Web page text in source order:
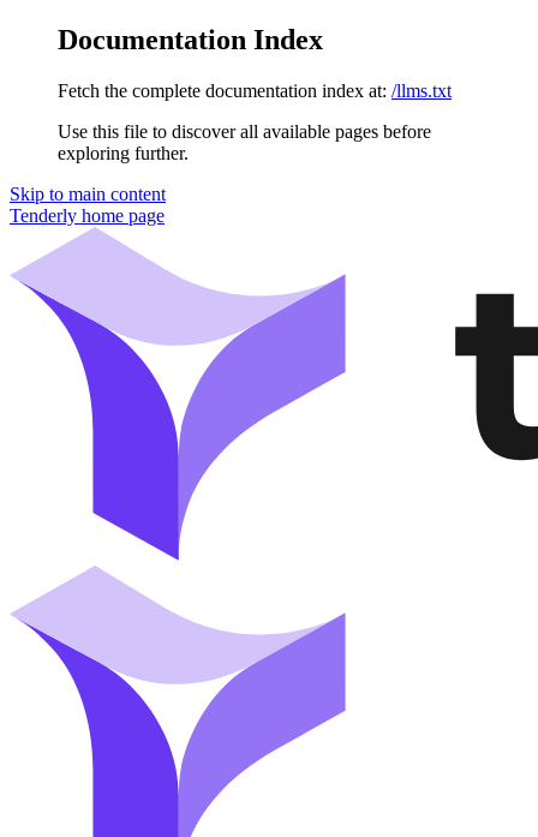
Documentation Index
Fetch the complete documentation index at: /llms.txt
Use this file to discover all available pages before
exploring further.
Skip to main content
Tenderly home page